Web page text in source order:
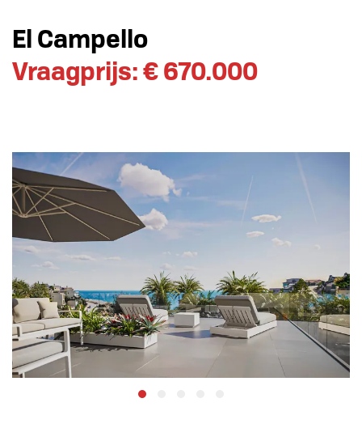
El Campello
Vraagprijs: € 670.000